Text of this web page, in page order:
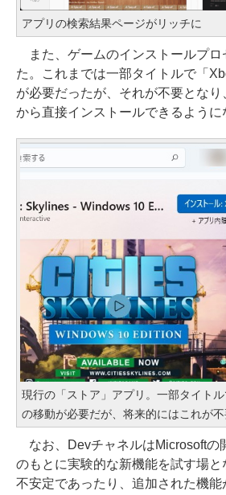
アプリの検索結果ページがリッチに
また、ゲームのインストールプロ
た。これまでは一部タイトルで「
が必要だったが、それが不要となり
から直接インストールできるように
現行の「ストア」アプリ。一部タイト
の移動が必要だが、将来的にはこれが不
なお、DevチャネルはMicrosoftの
のもとに実験的な新機能を試す場
不安定であったり、追加された機